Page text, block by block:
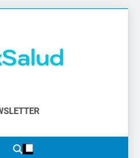
Sector Salud. Congresos Y
Atención Primaria,
Farmacia, Etc…